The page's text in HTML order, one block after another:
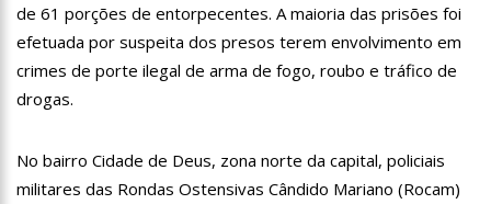
11:59
Empresário ‘Passarão’, dono do porto Chibatão, morre em
São Paulo
11:52 Petrobras anuncia nova política de preços de combustíveis
11:28 Casal é surpreendido com gravidez de sêxtuplos e pai ‘passa
mal’
de 61 porções de entorpecentes. A maioria das prisões foi
efetuada por suspeita dos presos terem envolvimento em
crimes de porte ilegal de arma de fogo, roubo e tráfico de
drogas.
No bairro Cidade de Deus, zona norte da capital, policiais
militares das Rondas Ostensivas Cândido Mariano (Rocam)